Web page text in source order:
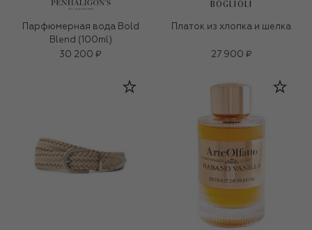
Парфюмерная вода Bold
Blend (100ml)
30 200 ₽
BOGLIOLI
Платок из хлопка и шелка
27 900 ₽